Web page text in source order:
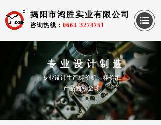
揭阳市鸿胜实业有限公司
咨询热线： 0663-3274751
专业设计制造
专业设计生产标价机、标价纸
产品畅销全球